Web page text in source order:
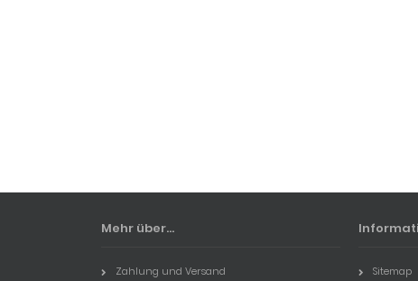
Mehr über...
Zahlung und Versand Sitemap